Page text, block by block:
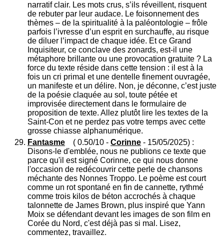
narratif clair. Les mots crus, s’ils réveillent, risquent
de rebuter par leur audace. Le foisonnement des
thèmes – de la spiritualité à la paléontologie – frôle
parfois l’ivresse d’un esprit en surchauffe, au risque
de diluer l’impact de chaque idée. Et ce Grand
Inquisiteur, ce conclave des zonards, est-il une
métaphore brillante ou une provocation gratuite ? La
force du texte réside dans cette tension : il est à la
fois un cri primal et une dentelle finement ouvragée,
un manifeste et un délire. Non, je déconne, c’est juste
de la poésie claquée au sol, toute pétée et
improvisée directement dans le formulaire de
proposition de texte. Allez plutôt lire les textes de la
Saint-Con et ne perdez pas votre temps avec cette
grosse chiasse alphanumérique.
Fantasme ( 0.50/10 - Corinne - 15/05/2025) :
Disons-le d'emblée, nous ne publions ce texte que
parce qu'il est signé Corinne, ce qui nous donne
l'occasion de redécouvrir cette perle de chansons
méchante des Nonnes Troppo. Le poème est court
comme un rot spontané en fin de cannette, rythmé
comme trois kilos de béton accrochés à chaque
talonnette de James Brown, plus inspiré que Yann
Moix se défendant devant les images de son film en
Corée du Nord, c'est déjà pas si mal. Lisez,
commentez, travaillez.